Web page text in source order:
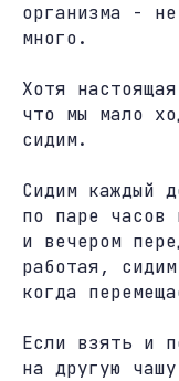
организма -
много.
Хотя
что мы мало
сидим.
Сидим каждый
по паре часов
и вечером
работая,
когда
Если взять и
на другую